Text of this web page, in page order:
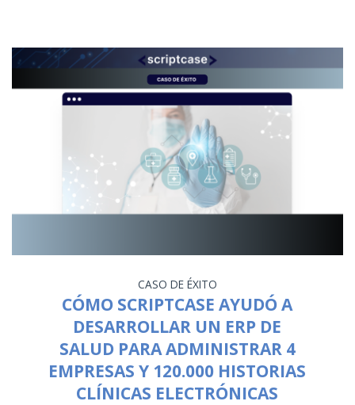
CASO DE ÉXITO
CÓMO SCRIPTCASE AYUDÓ A
DESARROLLAR UN ERP DE
SALUD PARA ADMINISTRAR 4
EMPRESAS Y 120.000 HISTORIAS
CLÍNICAS ELECTRÓNICAS